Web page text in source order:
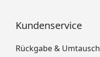
Kundenservice
Rückgabe & Umtausch